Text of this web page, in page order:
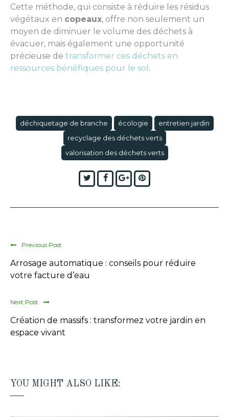
Cette méthode, qui consiste à réduire les résidus
végétaux en copeaux, offre non seulement un
moyen de diminuer le volume des déchets à
évacuer, mais également une opportunité
précieuse de transformer ces déchets en
ressources bénéfiques pour le sol .
déchiquetage de branche écologie
entretien jardin
recyclage des déchets verts
valorisation des déchets verts
TwitterFacebook
Google+Pinterest
Previous Post
Arrosage automatique : conseils pour réduire
votre facture d’eau
Next Post
Création de massifs : transformez votre jardin en
espace vivant
YOU MIGHT ALSO LIKE: